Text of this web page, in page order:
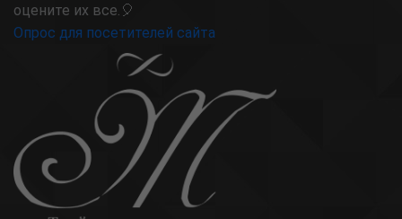
оцените их все.🎈
Опрос для посетителей сайта